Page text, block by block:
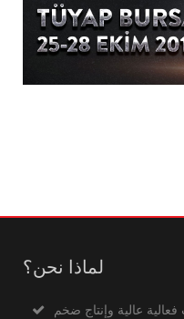
لماذا نحن؟